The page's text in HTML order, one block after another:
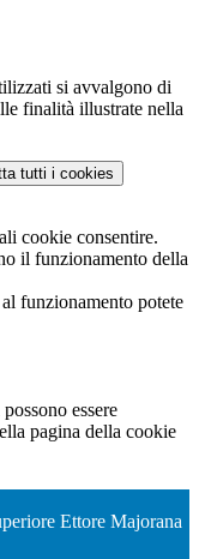
si avvalgono di
finalità illustrate nella
tutti i cookies
cookie consentire.
il funzionamento della
funzionamento potete
essere
pagina della cookie
Ettore Majorana